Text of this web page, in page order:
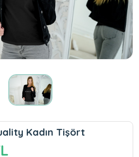
Kadın Tişört